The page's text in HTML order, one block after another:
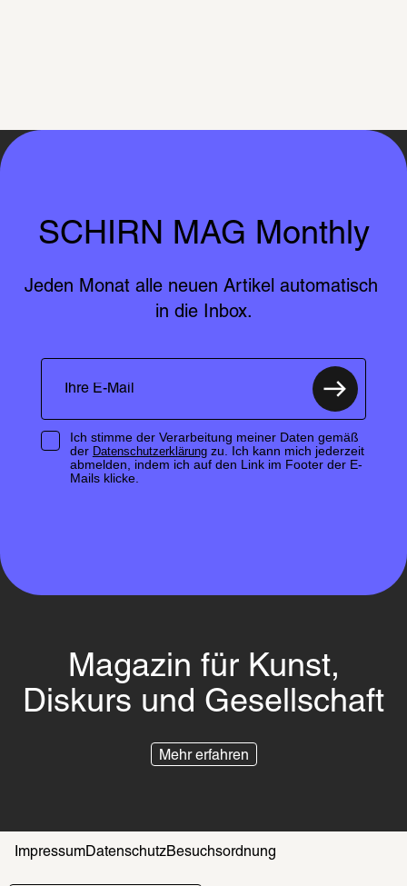
SCHIRN MAG Monthly
Jeden Monat alle neuen Artikel automatisch
in die Inbox.
Ich stimme der Verarbeitung meiner Daten gemäß
der Datenschutzerklärungzu. Ich kann mich jederzeit
abmelden, indem ich auf den Link im Footer der E-
Mails klicke.
Magazin für Kunst,
Diskurs und Gesellschaft
Mehr erfahren
ImpressumDatenschutzBesuchsordnung